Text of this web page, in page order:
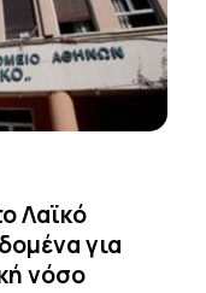
Λαϊκό
για
νόσο